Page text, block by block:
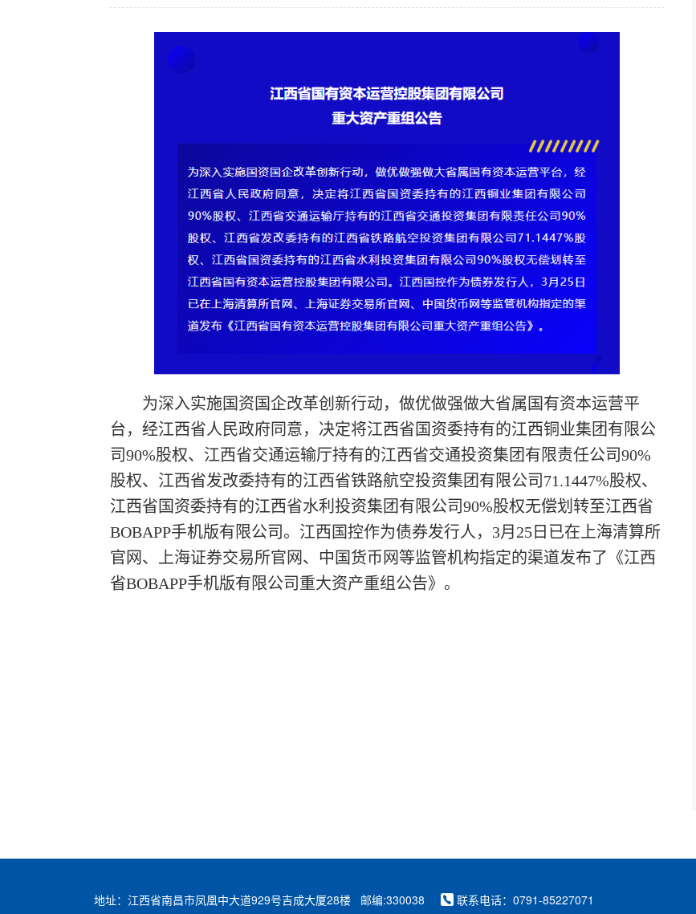
为深入实施国资国企改革创新行动，做优做强做大省属国有资本运营平
台，经江西省人民政府同意，决定将江西省国资委持有的江西铜业集团有限公
司90%股权、江西省交通运输厅持有的江西省交通投资集团有限责任公司90%
股权、江西省发改委持有的江西省铁路航空投资集团有限公司71.1447%股权、
江西省国资委持有的江西省水利投资集团有限公司90%股权无偿划转至江西省
BOBAPP手机版有限公司。江西国控作为债券发行人，3月25日已在上海清算所
官网、上海证券交易所官网、中国货币网等监管机构指定的渠道发布了《江西
省BOBAPP手机版有限公司重大资产重组公告》。
地址：江西省南昌市凤凰中大道929号吉成大厦28楼 邮编:330038 联系电话：0791-85227071